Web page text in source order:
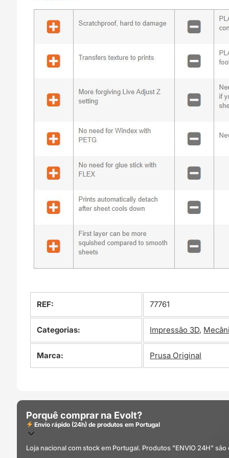
REF: 77761
Categorias: Impressão 3D,
Marca: Prusa Original
Porquê comprar na Evolt?
Envio rápido (24h) de produtos em Portugal
Loja nacional com stock em Portugal. Produtos "ENVIO 24H"